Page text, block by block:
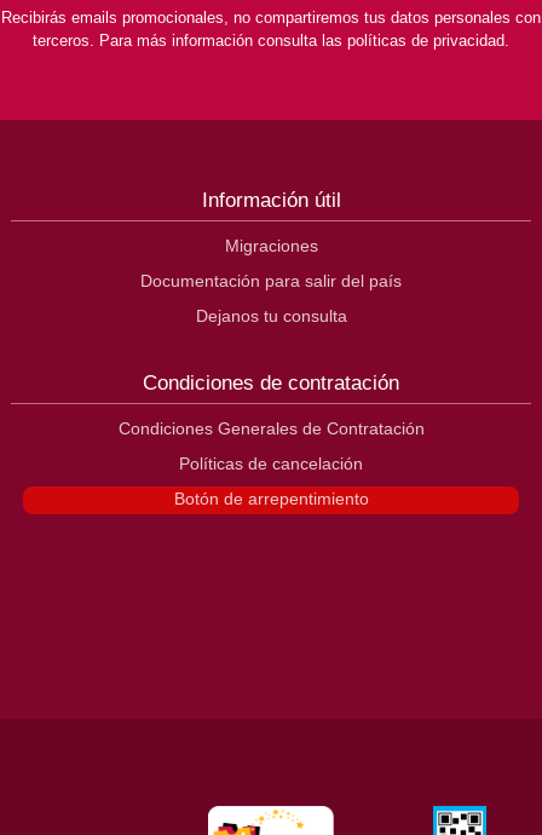
Recibirás emails promocionales, no compartiremos tus datos personales con
terceros. Para más información consulta las políticas de privacidad.
Información útil
Migraciones
Documentación para salir del país
Dejanos tu consulta
Condiciones de contratación
Condiciones Generales de Contratación
Políticas de cancelación
Botón de arrepentimiento